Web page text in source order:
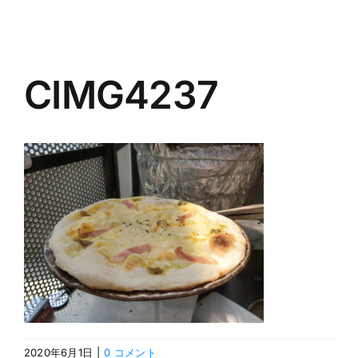
製品案内
会社概要
見学会
ブログ
お問合せ
CIMG4237
2020年6月1日 0 コメント